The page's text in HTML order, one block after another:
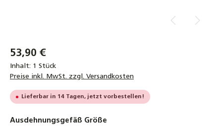
53,90 €
Inhalt: 1 Stück
Preise inkl. MwSt. zzgl. Versandkosten
Lieferbar in 14 Tagen, jetzt vorbestellen!
Ausdehnungsgefäß Größe